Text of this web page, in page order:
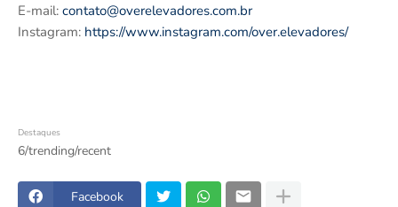
E-mail: contato@overelevadores.com.br
Instagram: https://www.instagram.com/over.elevadores/
Destaques
6/trending/recent
Facebook